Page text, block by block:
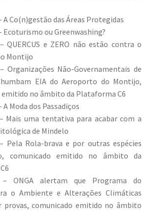
A Co(n)gestão das Áreas Protegidas
Ecoturismo ou Greenwashing?
QUERCUS e ZERO não estão contra o
Montijo
Organizações Não-Governamentais de
EIA do Aeroporto do Montijo,
emitido no âmbito da Plataforma C6
A Moda dos Passadiços
Mais uma tentativa para acabar com a
de Mindelo
Pela Rola-brava e por outras espécies
comunicado emitido no âmbito da
– ONGA alertam que Programa do
o Ambiente e Alterações Climáticas
provas, comunicado emitido no âmbito